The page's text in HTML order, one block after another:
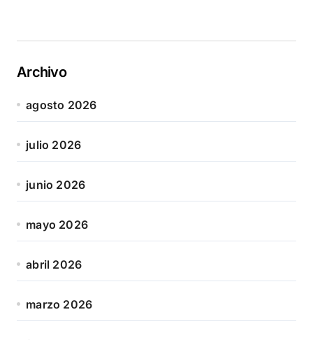
Archivo
agosto 2026
julio 2026
junio 2026
mayo 2026
abril 2026
marzo 2026